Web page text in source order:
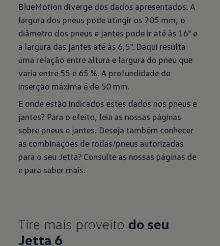
BlueMotion diverge dos dados apresentados. A
largura dos pneus pode atingir os 205 mm, o
diâmetro dos pneus e jantes pode ir até às 16" e
a largura das jantes até às 6,5". Daqui resulta
uma relação entre altura e largura do pneu que
varia entre 55 e 65 %. A profundidade de
inserção máxima é de 50 mm.
E onde estão indicados estes dados nos pneus e
jantes? Para o efeito, leia as nossas páginas
sobre pneus e jantes. Deseja também conhecer
as combinações de rodas/pneus autorizadas
para o seu Jetta? Consulte as nossas páginas de
e para saber mais.
Tire mais proveito do seu
Jetta 6